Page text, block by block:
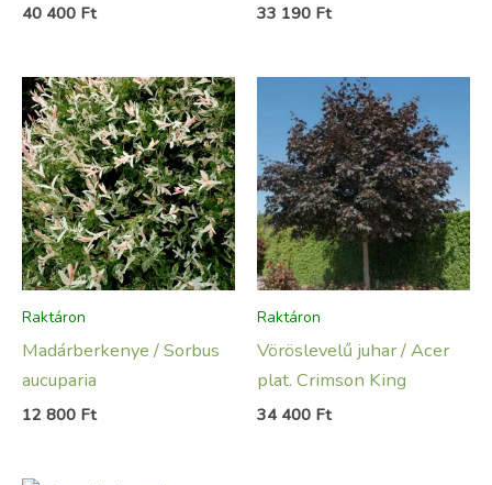
40 400 Ft 33 190 Ft
Raktáron
Madárberkenye / Sorbus
aucuparia
12 800 Ft
Raktáron
Vöröslevelű juhar / Acer
plat. Crimson King
34 400 Ft